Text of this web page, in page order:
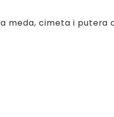
meda, cimeta i putera